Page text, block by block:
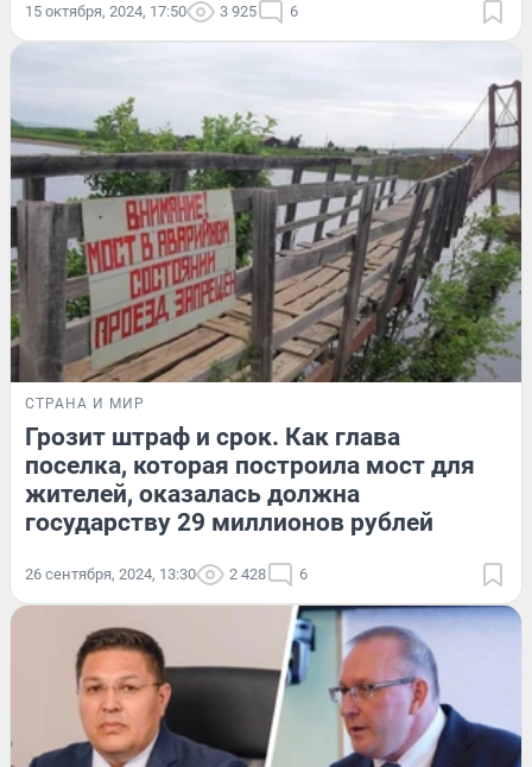
15 октября, 2024, 17:50 3 925 6
СТРАНА И МИР
Грозит штраф и срок. Как глава
поселка, которая построила мост для
жителей, оказалась должна
государству 29 миллионов рублей
26 сентября, 2024, 13:30 2 428 6